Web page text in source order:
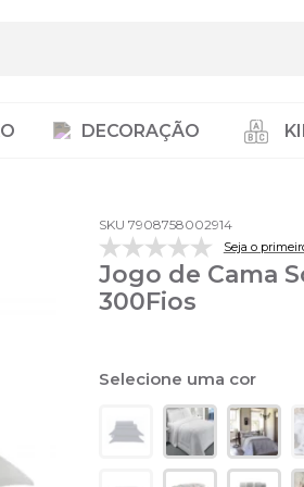
DECORAÇÃO
SKU 7908758002914
Seja o
Jogo de Cama
300Fios